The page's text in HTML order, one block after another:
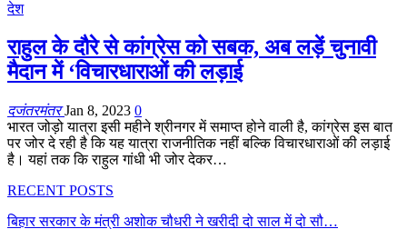
देश
राहुल के दौरे से कांग्रेस को सबक, अब लड़ें चुनावी
मैदान में ‘विचारधाराओं की लड़ाई
दजंतरमंतरJan 8, 2023 0
भारत जोड़ो यात्रा इसी महीने श्रीनगर में समाप्त होने वाली है, कांग्रेस इस बात
पर जोर दे रही है कि यह यात्रा राजनीतिक नहीं बल्कि विचारधाराओं की लड़ाई
है। यहां तक कि राहुल गांधी भी जोर देकर…
RECENT POSTS
बिहार सरकार के मंत्री अशोक चौधरी ने खरीदी दो साल में दो सौ…